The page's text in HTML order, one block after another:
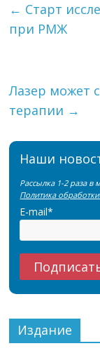
← Старт
при РМЖ
Лазер может
терапии →
Наши
Рассылка 1-2 раза в
Политика
E-mail*
Издание